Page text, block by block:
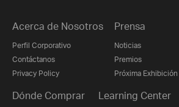
Acerca de Nosotros
Perfil Corporativo
Contáctanos
Privacy Policy
Prensa
Noticias
Premios
Próxima Exhibición
Dónde Comprar Learning Center